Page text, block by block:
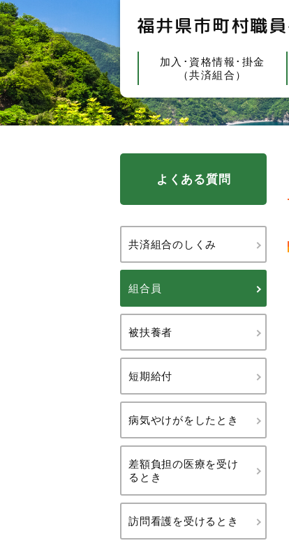
加入･資格情報･掛金
（共済組合）
よくある質問
共済組合のしくみ
組合員
被扶養者
短期給付
病気やけがをしたとき
差額負担の医療を受け
るとき
訪問看護を受けるとき